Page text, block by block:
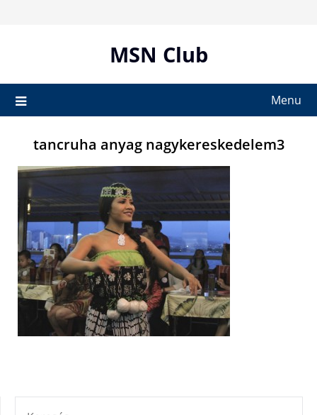
MSN Club
Menu
tancruha anyag nagykereskedelem3